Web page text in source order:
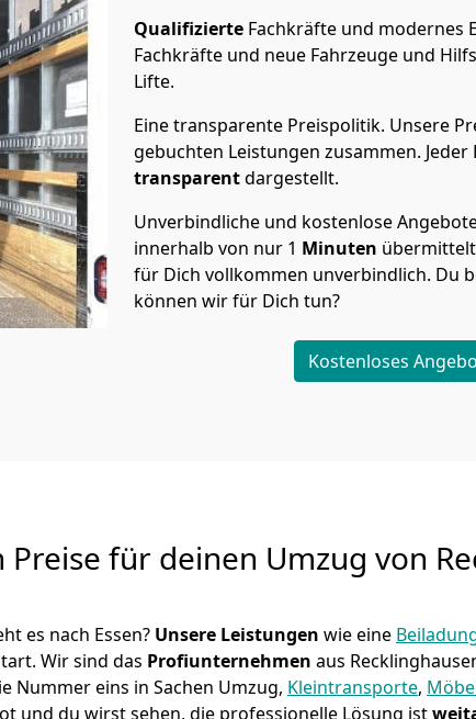
Qualifizierte Fachkräfte und modernes
Fachkräfte und neue Fahrzeuge und
Lifte.
Eine transparente Preispolitik. Unsere
gebuchten Leistungen zusammen. Jeder
transparentdargestellt.
Unverbindliche und kostenlose
innerhalb von nur 1 Minuten
für Dich vollkommen unverbindlich. Du
können wir für Dich tun?
Kostenloses
für deinen Umzug von
es nach Essen? Unsere Leistungen wie eine
Wir sind das Profiunternehmen aus
Nummer eins in Sachen Umzug, Kleintransporte,
und du wirst sehen, die professionelle Lösung ist